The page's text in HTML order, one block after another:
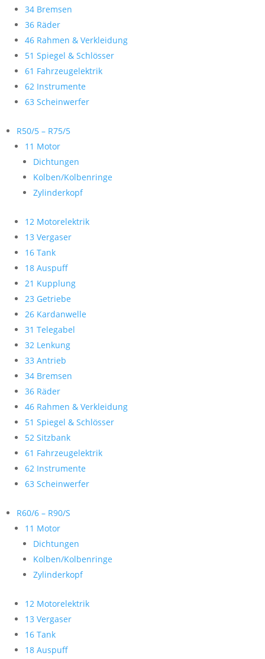
34 Bremsen
36 Räder
46 Rahmen & Verkleidung
51 Spiegel & Schlösser
61 Fahrzeugelektrik
62 Instrumente
63 Scheinwerfer
R50/5 – R75/5
11 Motor
Dichtungen
Kolben/Kolbenringe
Zylinderkopf
12 Motorelektrik
13 Vergaser
16 Tank
18 Auspuff
21 Kupplung
23 Getriebe
26 Kardanwelle
31 Telegabel
32 Lenkung
33 Antrieb
34 Bremsen
36 Räder
46 Rahmen & Verkleidung
51 Spiegel & Schlösser
52 Sitzbank
61 Fahrzeugelektrik
62 Instrumente
63 Scheinwerfer
R60/6 – R90/S
11 Motor
Dichtungen
Kolben/Kolbenringe
Zylinderkopf
12 Motorelektrik
13 Vergaser
16 Tank
18 Auspuff